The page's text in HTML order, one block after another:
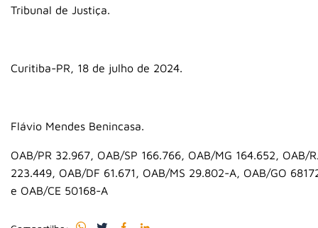
Tribunal de Justiça.
Curitiba-PR, 18 de julho de 2024.
Flávio Mendes Benincasa.
OAB/PR 32.967, OAB/SP 166.766, OAB/MG 164.652, OAB/
223.449, OAB/DF 61.671, OAB/MS 29.802-A, OAB/GO
e OAB/CE 50168-A